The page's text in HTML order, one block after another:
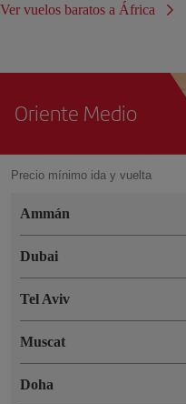
Ver vuelos baratos a África
Oriente Medio
Precio mínimo ida y vuelta
Ammán
Dubai
Tel Aviv
Muscat
Doha